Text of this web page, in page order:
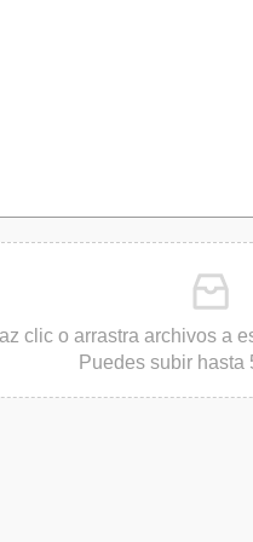
clic o arrastra archivos a
Puedes subir hasta